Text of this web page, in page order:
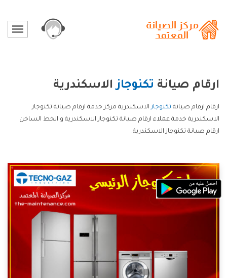
ارقام صيانة تكنوجازالاسكندرية
ارقام ارقام صيانة تكنوجازالاسكندرية مركز خدمة ارقام صيانة تكنوجاز
الاسكندرية خدمة عملاء ارقام صيانة تكنوجاز الاسكندرية و الخط الساخن
ارقام صيانة تكنوجاز الاسكندرية.